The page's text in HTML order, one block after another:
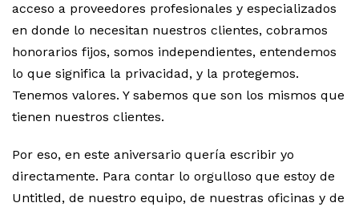
acceso a proveedores profesionales y especializados
en donde lo necesitan nuestros clientes, cobramos
honorarios fijos, somos independientes, entendemos
lo que significa la privacidad, y la protegemos.
Tenemos valores. Y sabemos que son los mismos que
tienen nuestros clientes.
Por eso, en este aniversario quería escribir yo
directamente. Para contar lo orgulloso que estoy de
Untitled, de nuestro equipo, de nuestras oficinas y de